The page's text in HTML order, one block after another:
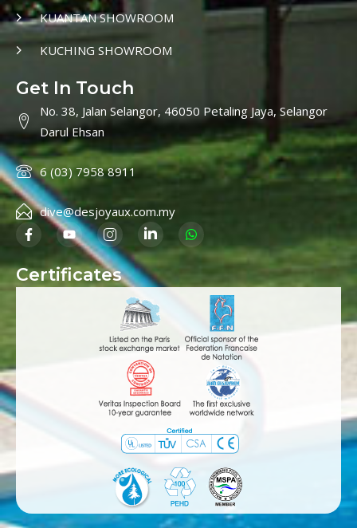
KUANTAN SHOWROOM
KUCHING SHOWROOM
Get In Touch
No. 38, Jalan Selangor, 46050 Petaling Jaya, Selangor
Darul Ehsan
6 (03) 7958 8911
dive@desjoyaux.com.my
Certificates